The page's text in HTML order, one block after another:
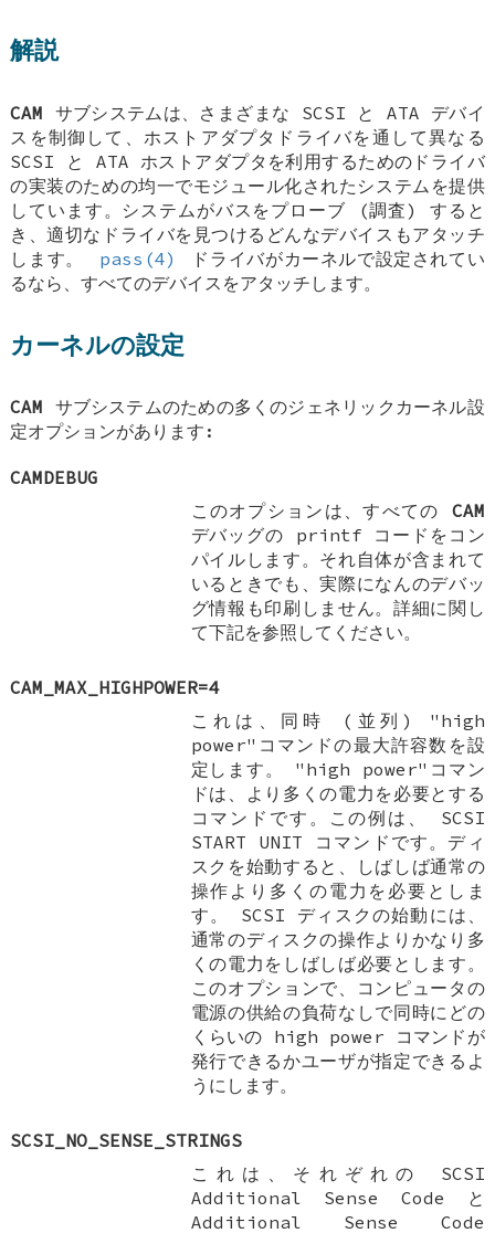
解説
CAM サブシステムは、さまざまな SCSI と ATA デバイ
スを制御して、ホストアダプタドライバを通して異なる
SCSI と ATA ホストアダプタを利用するためのドライバ
の実装のための均一でモジュール化されたシステムを提供
しています。システムがバスをプローブ (調査) すると
き、適切なドライバを見つけるどんなデバイスもアタッチ
します。
pass(4)
ドライバがカーネルで設定されてい
るなら、すべてのデバイスをアタッチします。
カーネルの設定
CAM サブシステムのための多くのジェネリックカーネル設
定オプションがあります:
CAMDEBUG
このオプションは、すべての CAM
デバッグの printf コードをコン
パイルします。それ自体が含まれて
いるときでも、実際になんのデバッ
グ情報も印刷しません。詳細に関し
て下記を参照してください。
CAM_MAX_HIGHPOWER=4
これは、同時 (並列) "high
power"コマンドの最大許容数を設
定します。 "high power"コマン
ドは、より多くの電力を必要とする
コマンドです。この例は、 SCSI
START UNIT コマンドです。ディ
スクを始動すると、しばしば通常の
操作より多くの電力を必要としま
す。 SCSI ディスクの始動には、
通常のディスクの操作よりかなり多
くの電力をしばしば必要とします。
このオプションで、コンピュータの
電源の供給の負荷なしで同時にどの
くらいの high power コマンドが
発行できるかユーザが指定できるよ
うにします。
SCSI_NO_SENSE_STRINGS
これは、それぞれの SCSI
Additional Sense Code と
Additional Sense Code